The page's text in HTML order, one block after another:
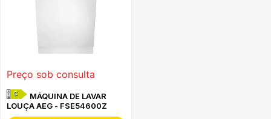
Preço sob consulta
C
MÁQUINA DE LAVAR
LOUÇA AEG - FSE54600Z